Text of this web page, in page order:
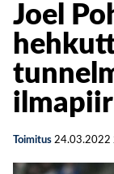
Joel
Toimitus 24.03.2022